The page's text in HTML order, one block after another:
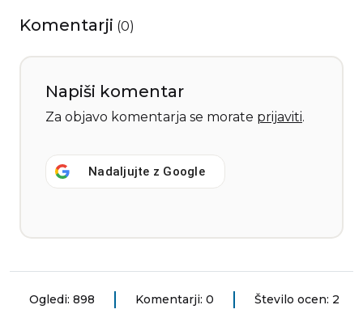
Komentarji (0)
Napiši komentar
Za objavo komentarja se morate prijaviti.
Nadaljujte z Google
Ogledi: 898 Komentarji: 0 Število ocen: 2